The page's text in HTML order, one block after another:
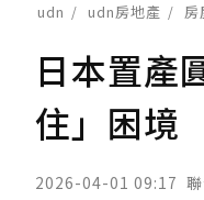
udn udn房地產 房
日本置產
住」困境
2026-04-01 09:17